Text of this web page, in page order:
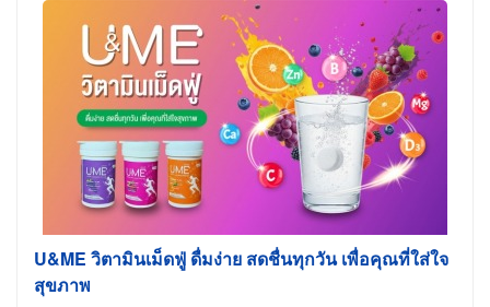
U&ME วิตามินเม็ดฟู่ ดื่มง่าย สดชื่นทุกวัน เพื่อคุณที่ใส่ใจ
สุขภาพ